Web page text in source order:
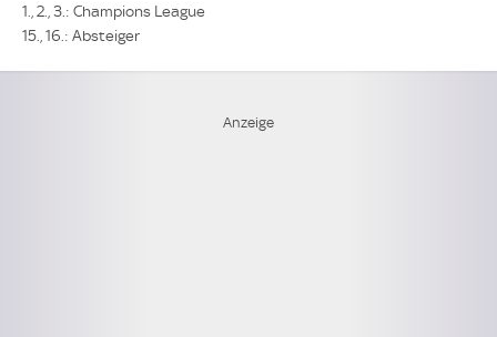
1., 2., 3.: Champions League
15., 16.: Absteiger